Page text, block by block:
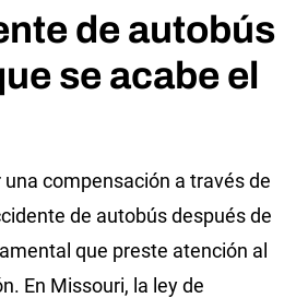
de autobús
se acabe el
compensación a través de
de autobús después de
que preste atención al
En Missouri, la ley de